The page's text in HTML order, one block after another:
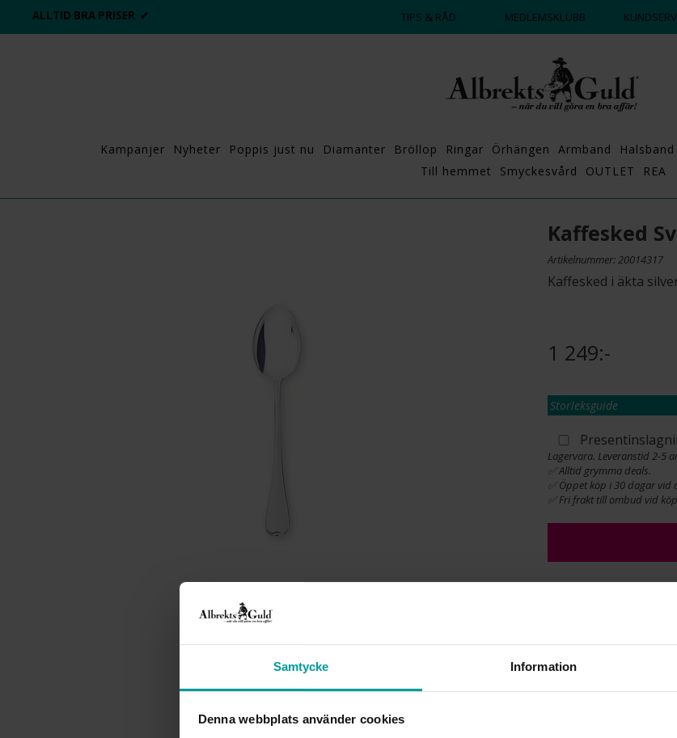
Samtycke Information
Denna webbplats använder cookies
ALLTID BRA PRISER ✔ DAGS ATT POPPA?
TIPS & RÅD MEDLEMSKLUBB
Kampanjer Nyheter Poppis just nu Diamanter Bröllop Ringar Örhängen Armband Halsband
Till hemmet
Smyckesvård OUTLET REA
Kaffesked
Artikelnummer: 20014317
Kaffesked i äkta
1 249:-
Storleksguide
Lagervara. Leveranstid 2-5
✅ Alltid grymma deals.
✅ Öppet köp i 30 dagar vid
✅ Fri frakt till ombud vid
VARUMÄRKE
MODELL